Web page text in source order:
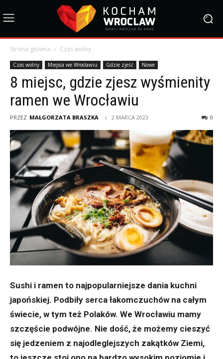
Strona główna Czas wolny
Czas wolny Miejsca we Wrocławiu Gdzie zjeść Nowe
8 miejsc, gdzie zjesz wyśmienity
ramen we Wrocławiu
PRZEZ MAŁGORZATA BRASZKA 2 MARCA 2023 0
Sushi i ramen to najpopularniejsze dania kuchni
japońskiej. Podbiły serca łakomczuchów na całym
świecie, w tym też Polaków. We Wrocławiu mamy
szczęście podwójne. Nie dość, że możemy cieszyć
się jedzeniem z najodleglejszych zakątków Ziemi,